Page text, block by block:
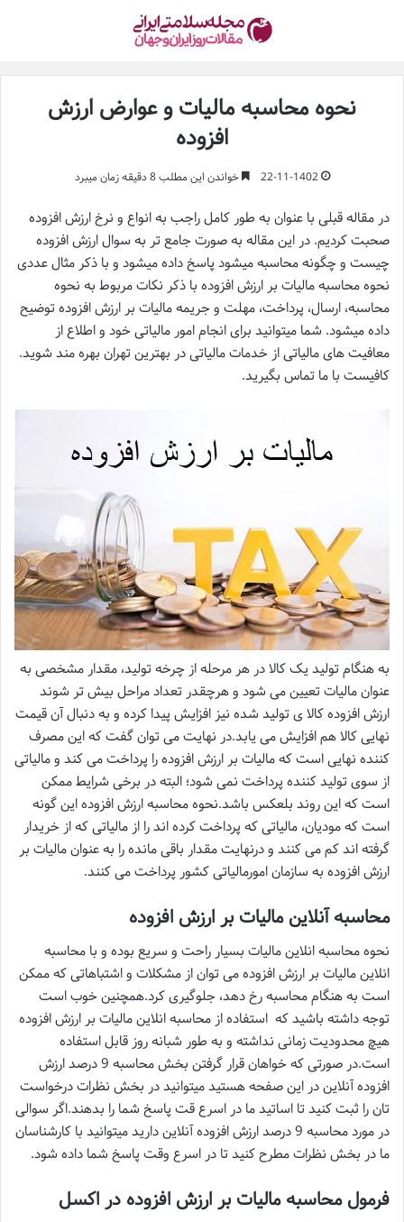
نحوه محاسبه مالیات و عوارض ارزش
افزوده
22-11-1402 خواندن این مطلب 8 دقیقه زمان میبرد
در مقاله قبلی با عنوان به طور کامل راجب به انواع و نرخ ارزش افزوده
صحبت کردیم. در این مقاله به صورت جامع تر به سوال ارزش افزوده
چیست و چگونه محاسبه میشود پاسخ داده میشود و با ذکر مثال عددی
نحوه محاسبه مالیات بر ارزش افزوده با ذکر نکات مربوط به نحوه
محاسبه، ارسال، پرداخت، مهلت و جریمه مالیات بر ارزش افزوده توضیح
داده میشود. شما میتوانید برای انجام امور مالیاتی خود و اطلاع از
معافیت های مالیاتی از خدمات مالیاتی در بهترین تهران بهره مند شوید.
کافیست با ما تماس بگیرید.
به هنگام تولید یک کالا در هر مرحله از چرخه تولید، مقدار مشخصی به
عنوان مالیات تعیین می شود و هرچقدر تعداد مراحل بیش تر شوند
ارزش افزوده کالا ی تولید شده نیز افزایش پیدا کرده و به دنبال آن قیمت
نهایی کالا هم افزایش می یابد.در نهایت می توان گفت که این مصرف
کننده نهایی است که مالیات بر ارزش افزوده را پرداخت می کند و مالیاتی
از سوی تولید کننده پرداخت نمی شود؛ البته در برخی شرایط ممکن
است که این روند بلعکس باشد.نحوه محاسبه ارزش افزوده این گونه
است که مودیان، مالیاتی که پرداخت کرده اند را از مالیاتی که از خریدار
گرفته اند کم می کنند و درنهایت مقدار باقی مانده را به عنوان مالیات بر
ارزش افزوده به سازمان امورمالیاتی کشور پرداخت می کنند.
محاسبه آنلاین مالیات بر ارزش افزوده
نحوه محاسبه انلاین مالیات بسیار راحت و سریع بوده و با محاسبه
انلاین مالیات بر ارزش افزوده می توان از مشکلات و اشتباهاتی که ممکن
است به هنگام محاسبه رخ دهد، جلوگیری کرد.همچنین خوب است
توجه داشته باشید که استفاده از محاسبه انلاین مالیات بر ارزش افزوده
هیچ محدودیت زمانی نداشته و به طور شبانه روز قابل استفاده
است.در صورتی که خواهان قرار گرفتن بخش محاسبه 9 درصد ارزش
افزوده آنلاین در این صفحه هستید میتوانید در بخش نظرات درخواست
تان را ثبت کنید تا اساتید ما در اسرع قت پاسخ شما را بدهند.اگر سوالی
در مورد محاسبه 9 درصد ارزش افزوده آنلاین دارید میتوانید با کارشناسان
ما در بخش نظرات مطرح کنید تا در اسرع وقت پاسخ شما داده شود.
فرمول محاسبه مالیات بر ارزش افزوده در اکسل